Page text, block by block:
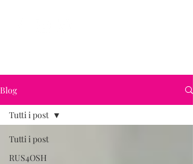
Blog
Tutti i post
RUS4OSH
Tutti i post